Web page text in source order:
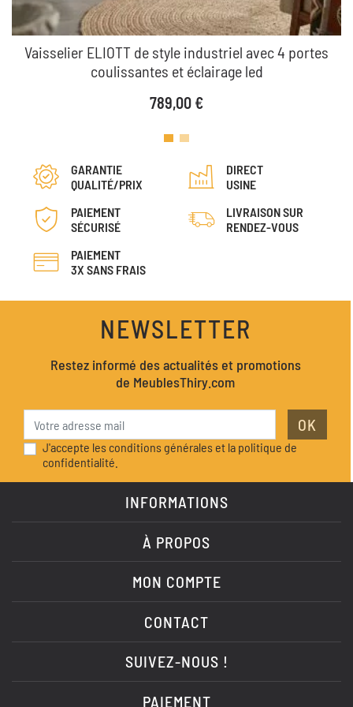
Vaisselier ELIOTT de style industriel avec 4 portes
coulissantes et éclairage led
Prix
789,00 €
GARANTIE
QUALITÉ/PRIX
DIRECT
USINE
PAIEMENT
SÉCURISÉ
LIVRAISON SUR
RENDEZ-VOUS
PAIEMENT
3X SANS FRAIS
NEWSLETTER
Restez informé des actualités et promotions
de MeublesThiry.com
OK
J'accepte les conditions générales et la politique de
confidentialité.
INFORMATIONS
À PROPOS
MON COMPTE
CONTACT
SUIVEZ-NOUS !
PAIEMENT